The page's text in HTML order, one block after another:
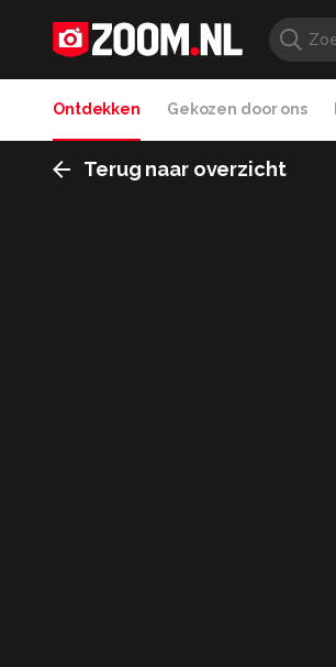
Ontdekken Gekozen door ons
Terug naar overzicht